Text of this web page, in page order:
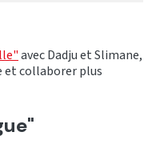
avec Dadju et Slimane,
et collaborer plus